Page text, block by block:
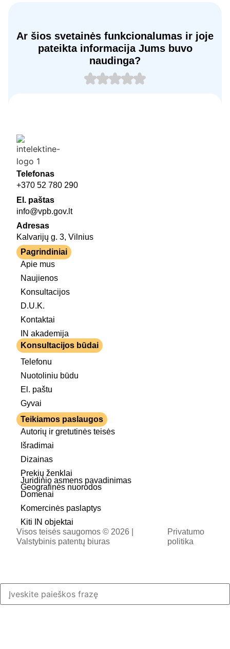
Ar šios svetainės funkcionalumas ir joje
pateikta informacija Jums buvo
naudinga?
Telefonas
+370 52 780 290
El. paštas
info@vpb.gov.lt
Adresas
Kalvarijų g. 3, Vilnius
Pagrindiniai
Apie mus
Naujienos
Konsultacijos
D.U.K.
Kontaktai
IN akademija
Konsultacijos būdai
Telefonu
Nuotoliniu būdu
El. paštu
Gyvai
Teikiamos paslaugos
Autorių ir gretutinės teisės
Išradimai
Dizainas
Prekių ženklai
Geografinės nuorodos
Juridinio asmens pavadinimas
Domenai
Komercinės paslaptys
Kiti IN objektai
Visos teisės saugomos © 2026 |
Valstybinis patentų biuras
Privatumo
politika